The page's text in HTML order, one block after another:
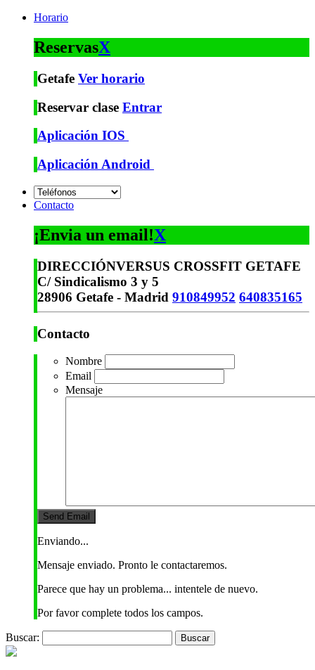
Horario
ReservasX
Getafe Ver horario
Reservar clase Entrar
Aplicación IOS
Aplicación Android
Contacto
¡Envia un email!X
DIRECCIÓNVERSUS CROSSFIT GETAFE
C/ Sindicalismo 3 y 5
28906 Getafe - Madrid 910849952 640835165
Contacto
Nombre
Email
Mensaje
Enviando...
Mensaje enviado. Pronto le contactaremos.
Parece que hay un problema... intentele de nuevo.
Por favor complete todos los campos.
Buscar: